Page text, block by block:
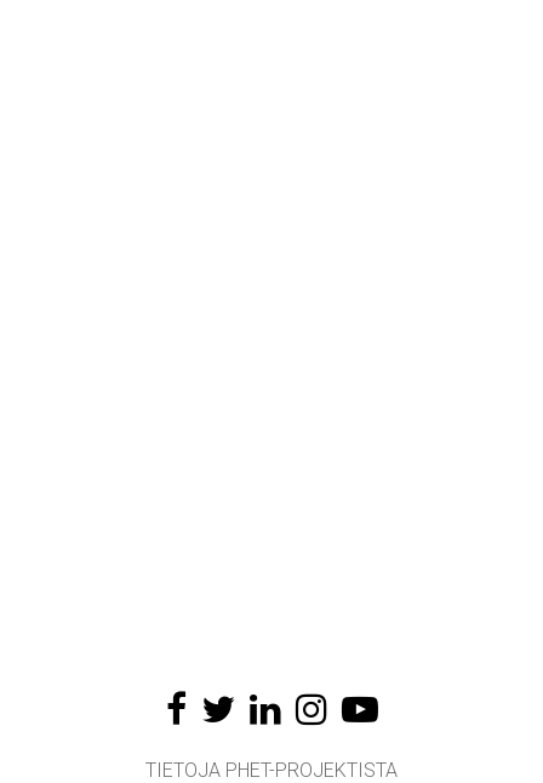
TIETOJA PHET-PROJEKTISTA